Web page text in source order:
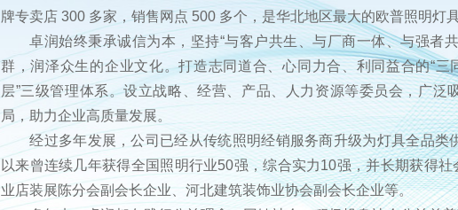
牌专卖店 300 多家，销售网点 500 多个，是华北地区最大的欧普照明灯
卓润始终秉承诚信为本，坚持“与客户共生、与厂商一体、与强者
群，润泽众生的企业文化。打造志同道合、心同力合、利同益合的“三
层”三级管理体系。设立战略、经营、产品、人力资源等委员会，广
局，助力企业高质量发展。
经过多年发展，公司已经从传统照明经销服务商升级为灯具全品类
以来曾连续几年获得全国照明行业50强，综合实力10强，并长期获得
业店装展陈分会副会长企业、河北建筑装饰业协会副会长企业等。